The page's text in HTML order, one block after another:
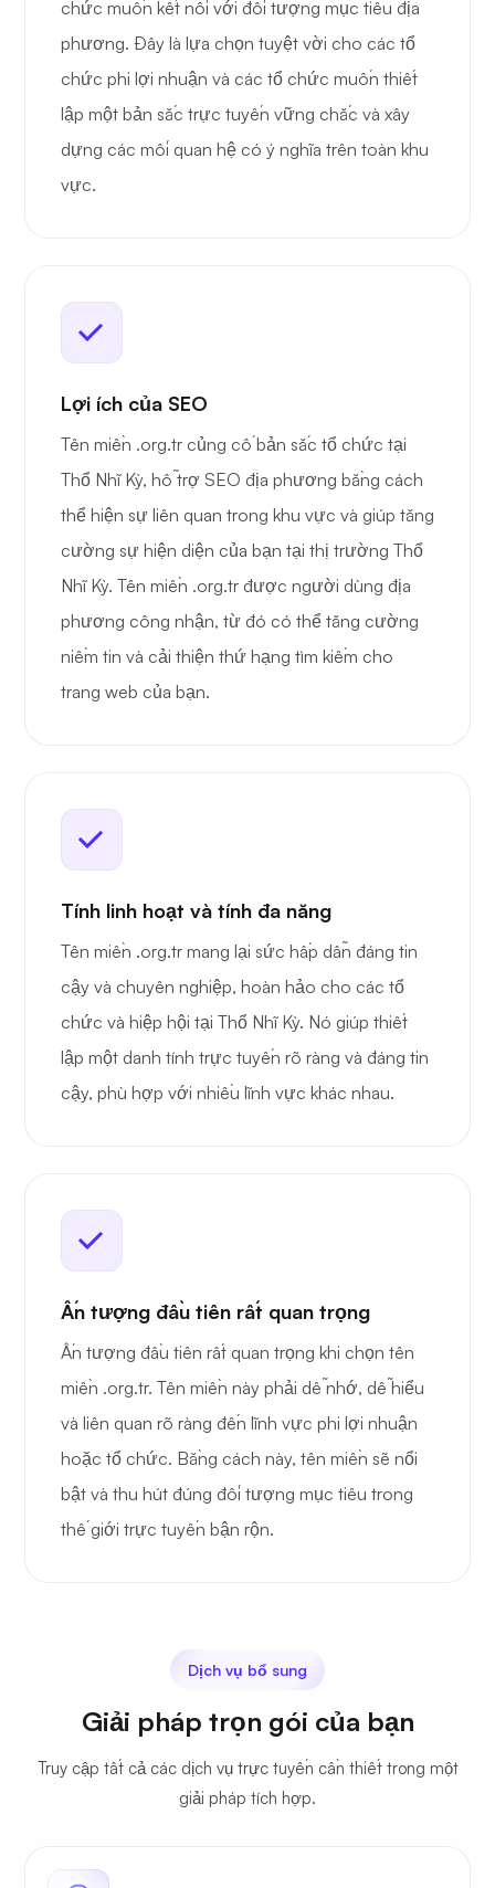
chức muốn kết nối với đối tượng mục tiêu địa
phương. Đây là lựa chọn tuyệt vời cho các tổ
chức phi lợi nhuận và các tổ chức muốn thiết
lập một bản sắc trực tuyến vững chắc và xây
dựng các mối quan hệ có ý nghĩa trên toàn khu
vực.
Lợi ích của SEO
Tên miền .org.tr củng cố bản sắc tổ chức tại
Thổ Nhĩ Kỳ, hỗ trợ SEO địa phương bằng cách
thể hiện sự liên quan trong khu vực và giúp tăng
cường sự hiện diện của bạn tại thị trường Thổ
Nhĩ Kỳ. Tên miền .org.tr được người dùng địa
phương công nhận, từ đó có thể tăng cường
niềm tin và cải thiện thứ hạng tìm kiếm cho
trang web của bạn.
Tính linh hoạt và tính đa năng
Tên miền .org.tr mang lại sức hấp dẫn đáng tin
cậy và chuyên nghiệp, hoàn hảo cho các tổ
chức và hiệp hội tại Thổ Nhĩ Kỳ. Nó giúp thiết
lập một danh tính trực tuyến rõ ràng và đáng tin
cậy, phù hợp với nhiều lĩnh vực khác nhau.
Ấn tượng đầu tiên rất quan trọng
Ấn tượng đầu tiên rất quan trọng khi chọn tên
miền .org.tr. Tên miền này phải dễ nhớ, dễ hiểu
và liên quan rõ ràng đến lĩnh vực phi lợi nhuận
hoặc tổ chức. Bằng cách này, tên miền sẽ nổi
bật và thu hút đúng đối tượng mục tiêu trong
thế giới trực tuyến bận rộn.
Dịch vụ bổ sung
Giải pháp trọn gói của bạn
Truy cập tất cả các dịch vụ trực tuyến cần thiết trong một
giải pháp tích hợp.